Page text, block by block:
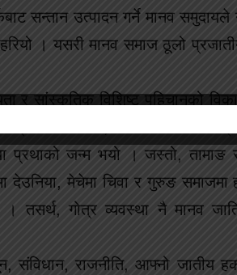
सन्तान उत्पादन गर्ने मानव समुदायले
। यसरी मानव समाज ठूलो
र सांस्कृतिक विशिष्ट पहिचानको
उपयोग, व्यवस्थापन र
जन्म भयो । जस्तो, तामाङ
देउनिया, मेचेमा चिवा र गुरुङ
। तसर्थ, गोत्र व्यवस्था नै मानव
संविधान, राजनीति, आफ्नो जातीय